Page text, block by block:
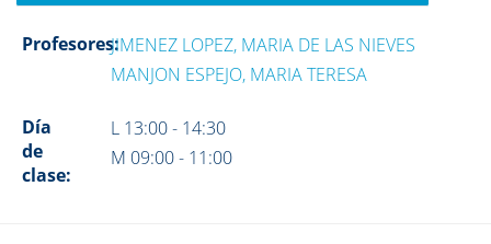
Profesores:JIMENEZ LOPEZ, MARIA DE LAS NIEVES
MANJON ESPEJO, MARIA TERESA
Día
de
clase:
L 13:00 - 14:30
M 09:00 - 11:00